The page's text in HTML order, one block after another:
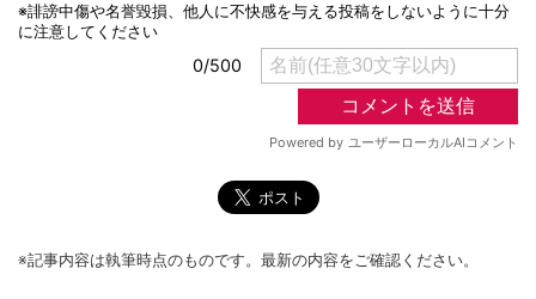
※記事内容は執筆時点のものです。最新の内容をご確認ください。